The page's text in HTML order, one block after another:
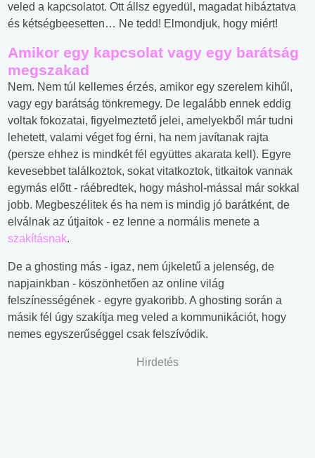
veled a kapcsolatot. Ott állsz egyedül, magadat hibáztatva
és kétségbeesetten… Ne tedd! Elmondjuk, hogy miért!
Amikor egy kapcsolat vagy egy barátság
megszakad
Nem. Nem túl kellemes érzés, amikor egy szerelem kihűl,
vagy egy barátság tönkremegy. De legalább ennek eddig
voltak fokozatai, figyelmeztető jelei, amelyekből már tudni
lehetett, valami véget fog érni, ha nem javítanak rajta
(persze ehhez is mindkét fél együttes akarata kell). Egyre
kevesebbet találkoztok, sokat vitatkoztok, titkaitok vannak
egymás előtt - ráébredtek, hogy máshol-mással már sokkal
jobb. Megbeszélitek és ha nem is mindig jó barátként, de
elválnak az útjaitok - ez lenne a normális menete a
szakításnak.
De a ghosting más - igaz, nem újkeletű a jelenség, de
napjainkban - köszönhetően az online világ
felszínességének - egyre gyakoribb. A ghosting során a
másik fél úgy szakítja meg veled a kommunikációt, hogy
nemes egyszerűséggel csak felszívódik.
Hirdetés